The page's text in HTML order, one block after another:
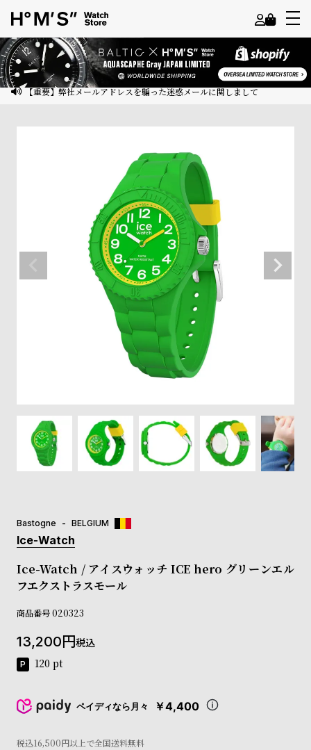
よ
う
こ
イ
#Tags
ッ
プ
バ
ル
チ
プ
ウ
ォ
チ
ー
ッ
ュ
ヴ
【重要】弊社メールアドレスを騙った迷惑メールに関しまして
Bastogne BELGIUM
Ice-Watch
Ice-Watch / アイスウォッチ ICE hero グリーンエル
フエクストラスモール
商品番号020323
13,200 税込
120 pt
ペイディなら月々 ￥4,400
税込16,500円以上で全国送料無料